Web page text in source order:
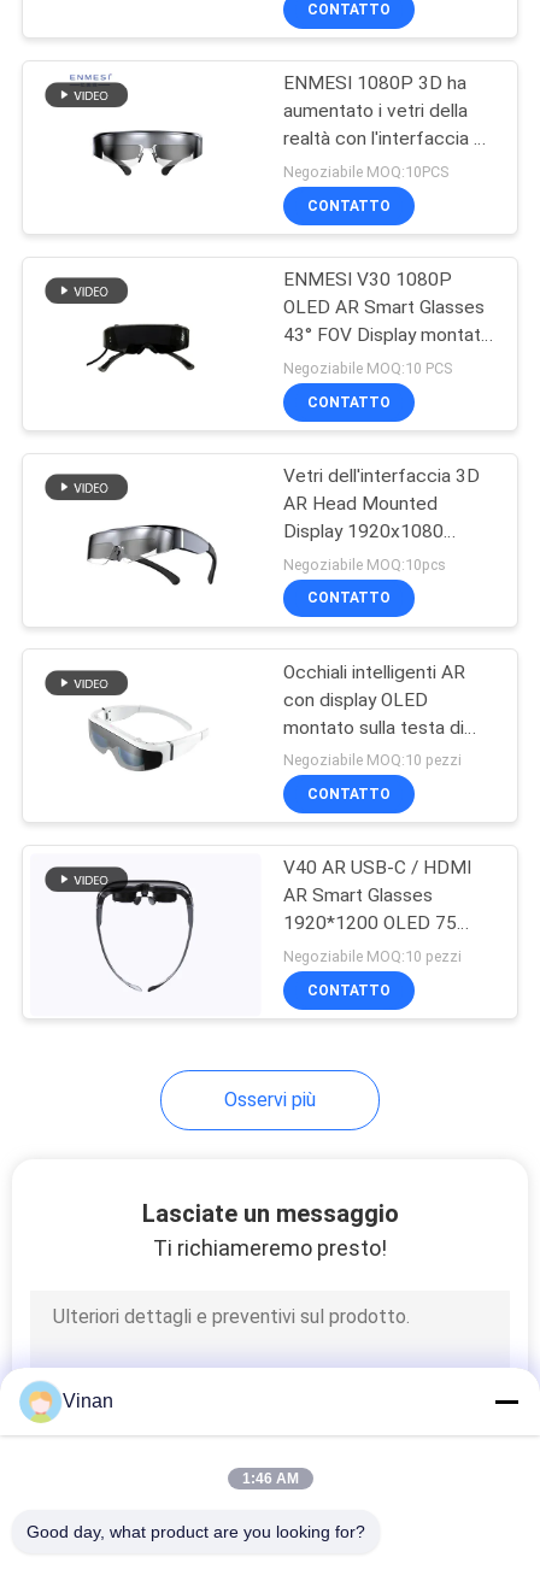
DEL
SITO
POLITICA
PRIVACY
Micro modulo
dell'esposizione
101
Video vetri del
teatro mobile
Occhiali di
protezione del fuco
di FPV
Video vetri di FPV
Vetri di
visione
Vetri astuti di
Bluetooth
CONTATTO
ENMESI 1080P 3D ha
aumentato i vetri della
realtà con l'interfaccia di
HDMI & USB-C
Negoziabile MOQ:10PCS
CONTATTO
ENMESI V30 1080P
OLED AR Smart Glasses
43° FOV Display montato
sulla testa con USB-C
Negoziabile MOQ:10 PCS
CONTATTO
Vetri dell'interfaccia 3D
AR Head Mounted
Display 1920x1080
Smart di FOV HDMI di 41
grado
Negoziabile MOQ:10pcs
CONTATTO
Occhiali intelligenti AR
con display OLED
montato sulla testa di
grandi dimensioni FOV
1080P
Negoziabile MOQ:10 pezzi
CONTATTO
V40 AR USB-C / HDMI
AR Smart Glasses
1920*1200 OLED 75
gradi FOV
Negoziabile MOQ:10 pezzi
CONTATTO
Osservi più
Lasciate un messaggio
Ti richiameremo presto!
Vinan
1:46 AM
Good day, what product are you looking for?